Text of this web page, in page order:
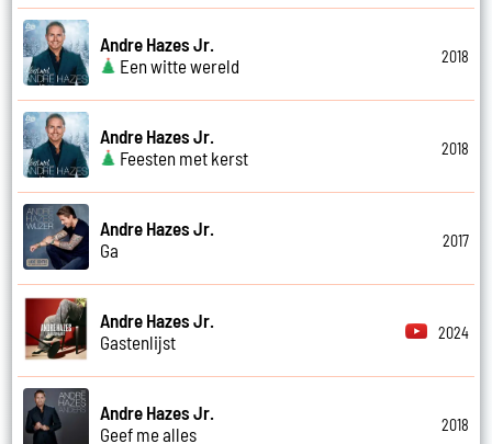
Andre Hazes Jr.
Een witte wereld
2018
Andre Hazes Jr.
Feesten met kerst
2018
Andre Hazes Jr.
Ga
2017
Andre Hazes Jr.
Gastenlijst
2024
Andre Hazes Jr.
Geef me alles
2018